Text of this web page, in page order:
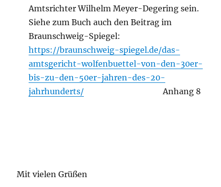
Amtsrichter Wilhelm Meyer-Degering sein.
Siehe zum Buch auch den Beitrag im
Braunschweig-Spiegel:
https://braunschweig-spiegel.de/das-
amtsgericht-wolfenbuettel-von-den-30er-
bis-zu-den-50er-jahren-des-20-
jahrhunderts/ Anhang 8
Mit vielen Grüßen